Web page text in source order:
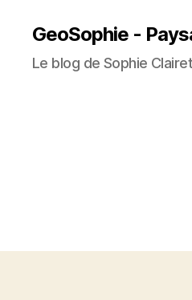
GeoSophie -
Le blog de Sophie